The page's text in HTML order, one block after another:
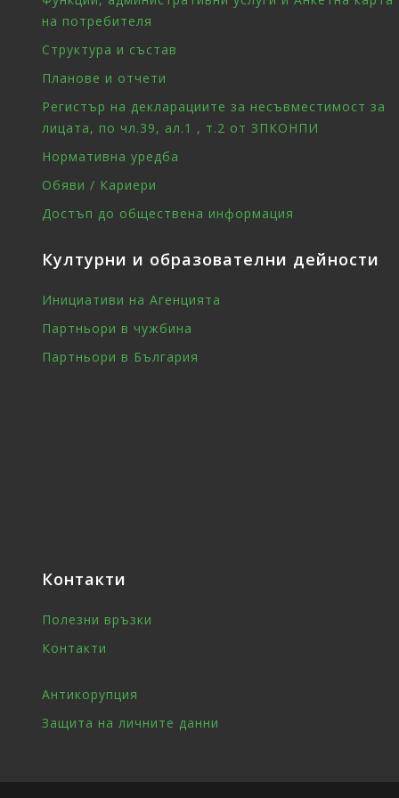
на потребителя
Структура и състав
Планове и отчети
Регистър на декларациите за несъвместимост за
лицата, по чл.39, ал.1 , т.2 от ЗПКОНПИ
Нормативна уредба
Обяви / Кариери
Достъп до обществена информация
Културни и образователни дейности
Инициативи на Агенцията
Партньори в чужбина
Партньори в България
Контакти
Полезни връзки
Контакти
Антикорупция
Защита на личните данни